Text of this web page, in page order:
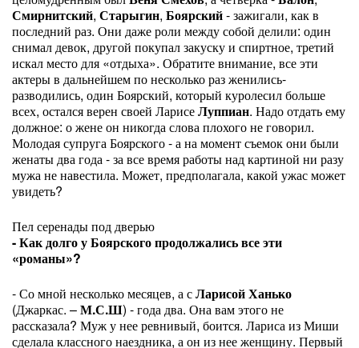
Смирнитский, Старыгин, Боярский- зажигали, как в
последний раз. Они даже роли между собой делили: один
снимал девок, другой покупал закуску и спиртное, третий
искал место для «отдыха». Обратите внимание, все эти
актеры в дальнейшем по несколько раз женились-
разводились, один Боярский, который куролесил больше
всех, остался верен своей ЛарисеЛуппиан. Надо отдать ему
должное: о жене он никогда слова плохого не говорил.
Молодая супруга Боярского - а на момент съемок они были
женаты два года - за все время работы над картиной ни разу
мужа не навестила. Может, предполагала, какой ужас может
увидеть?
Пел серенады под дверью
- Как долго у Боярского продолжались все эти
«романы»?
- Со мной несколько месяцев, а сЛарисой Ханько
(Джаркас. –М.С.Ш) - года два. Она вам этого не
рассказала? Муж у нее ревнивый, боится. Лариса из Миши
сделала классного наездника, а он из нее женщину. Первый